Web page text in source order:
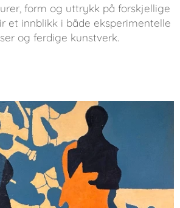
form og uttrykk på forskjellige
et innblikk i både eksperimentelle
og ferdige kunstverk.